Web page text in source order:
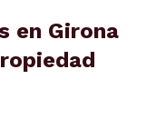
en Girona